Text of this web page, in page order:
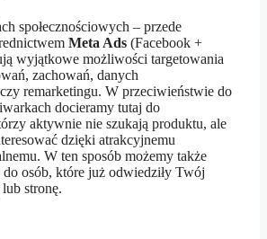
społecznościowych – przede
Meta Ads (Facebook +
wyjątkowe możliwości targetowania
zachowań, danych
remarketingu. W przeciwieństwie do
docieramy tutaj do
aktywnie nie szukają produktu, ale
dzięki atrakcyjnemu
W ten sposób możemy także
osób, które już odwiedziły Twój
stronę.